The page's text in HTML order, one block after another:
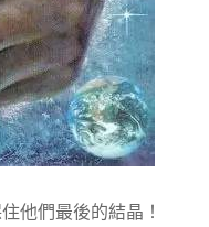
他們最後的結晶！